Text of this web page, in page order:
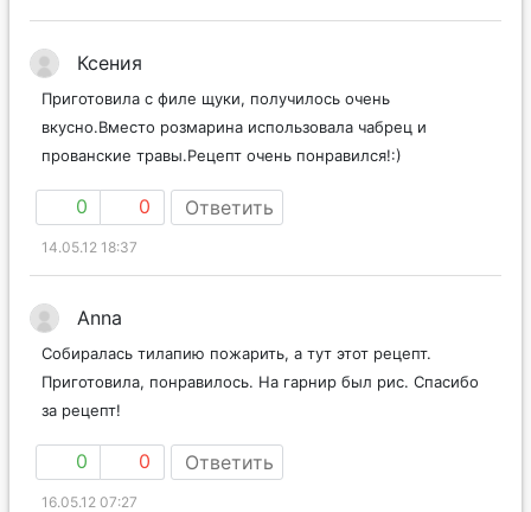
Ксения
Приготовила с филе щуки, получилось очень
вкусно.Вместо розмарина использовала чабрец и
прованские травы.Рецепт очень понравился!:)
0 0 Ответить
14.05.12 18:37
Anna
Собиралась тилапию пожарить, а тут этот рецепт.
Приготовила, понравилось. На гарнир был рис. Спасибо
за рецепт!
0 0 Ответить
16.05.12 07:27